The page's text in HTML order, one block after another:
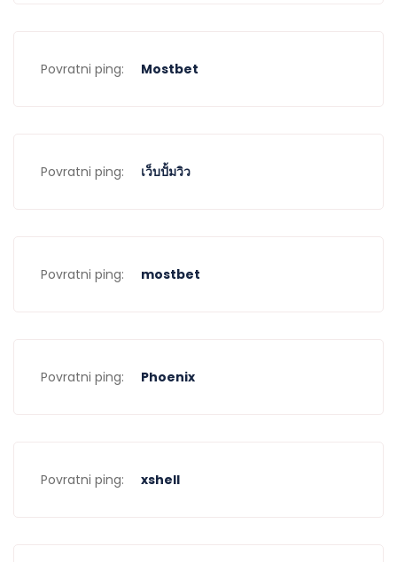
Povratni ping: Mostbet
Povratni ping: เว็บปั้มวิว
Povratni ping: mostbet
Povratni ping: Phoenix
Povratni ping: xshell